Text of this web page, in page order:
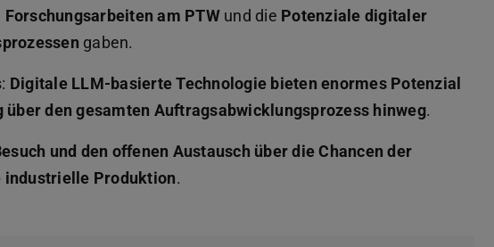
Forschungsarbeiten am PTW und die Potenziale digitaler
gaben.
Digitale LLM-basierte Technologie bieten enormes Potenzial
den gesamten Auftragsabwicklungsprozess hinweg.
und den offenen Austausch über die Chancen der
industrielle Produktion.